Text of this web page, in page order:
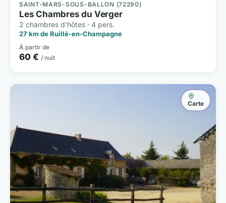
SAINT-MARS-SOUS-BALLON (72290)
Les Chambres du Verger
2 chambres d'hôtes · 4 pers.
27 km de Ruillé-en-Champagne
À partir de
60 € / nuit
Carte